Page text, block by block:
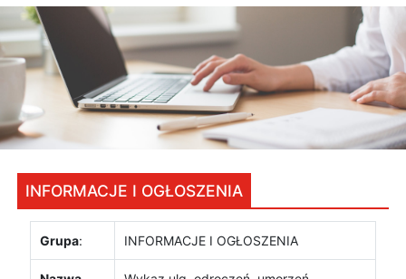
INFORMACJE I OGŁOSZENIA
Grupa: INFORMACJE I OGŁOSZENIA